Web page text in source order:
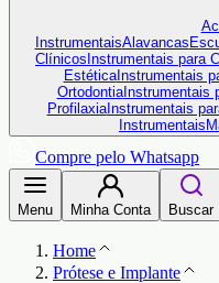
InstrumentaisAlavancas
Clínicos Instrumentais para
EstéticaInstrumentais
OrtodontiaInstrumentais
ProfilaxiaInstrumentais
Instrumentais
Compre pelo Whatsapp
Menu Minha Conta Buscar
Home
Prótese e Implante